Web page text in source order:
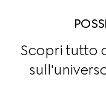
Scopri tutto